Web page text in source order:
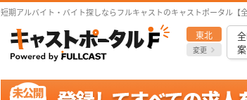
短期アルバイト・バイト探しならフルキャストのキャストポータル【
東北
変更